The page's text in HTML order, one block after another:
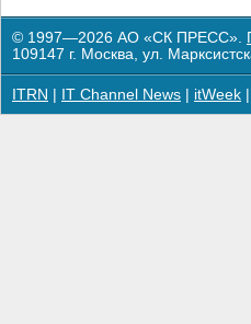
© 1997—2026 АО «СК ПРЕСС».
109147 г. Москва, ул.
ITRN IT Channel News itWeek